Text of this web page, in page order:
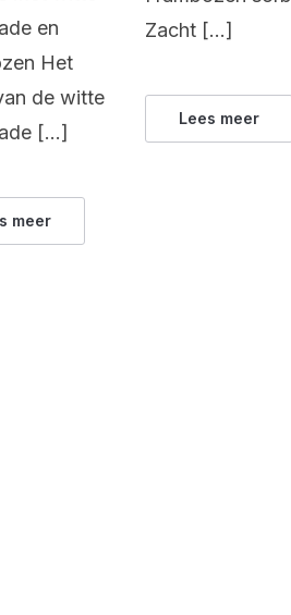
en
Het
de witte
[…]
meer
Zacht […]
Lees meer